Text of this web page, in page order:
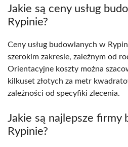
Jakie są ceny usług
Rypinie?
Ceny usług budowlanych w
szerokim zakresie, zależnym od
Orientacyjne koszty można
kilkuset złotych za metr
zależności od specyfiki zlecenia.
Jakie są najlepsze firmy
Rypinie?